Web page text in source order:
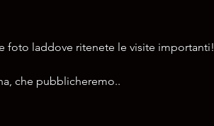
foto laddove ritenete le visite importanti!
che pubblicheremo..